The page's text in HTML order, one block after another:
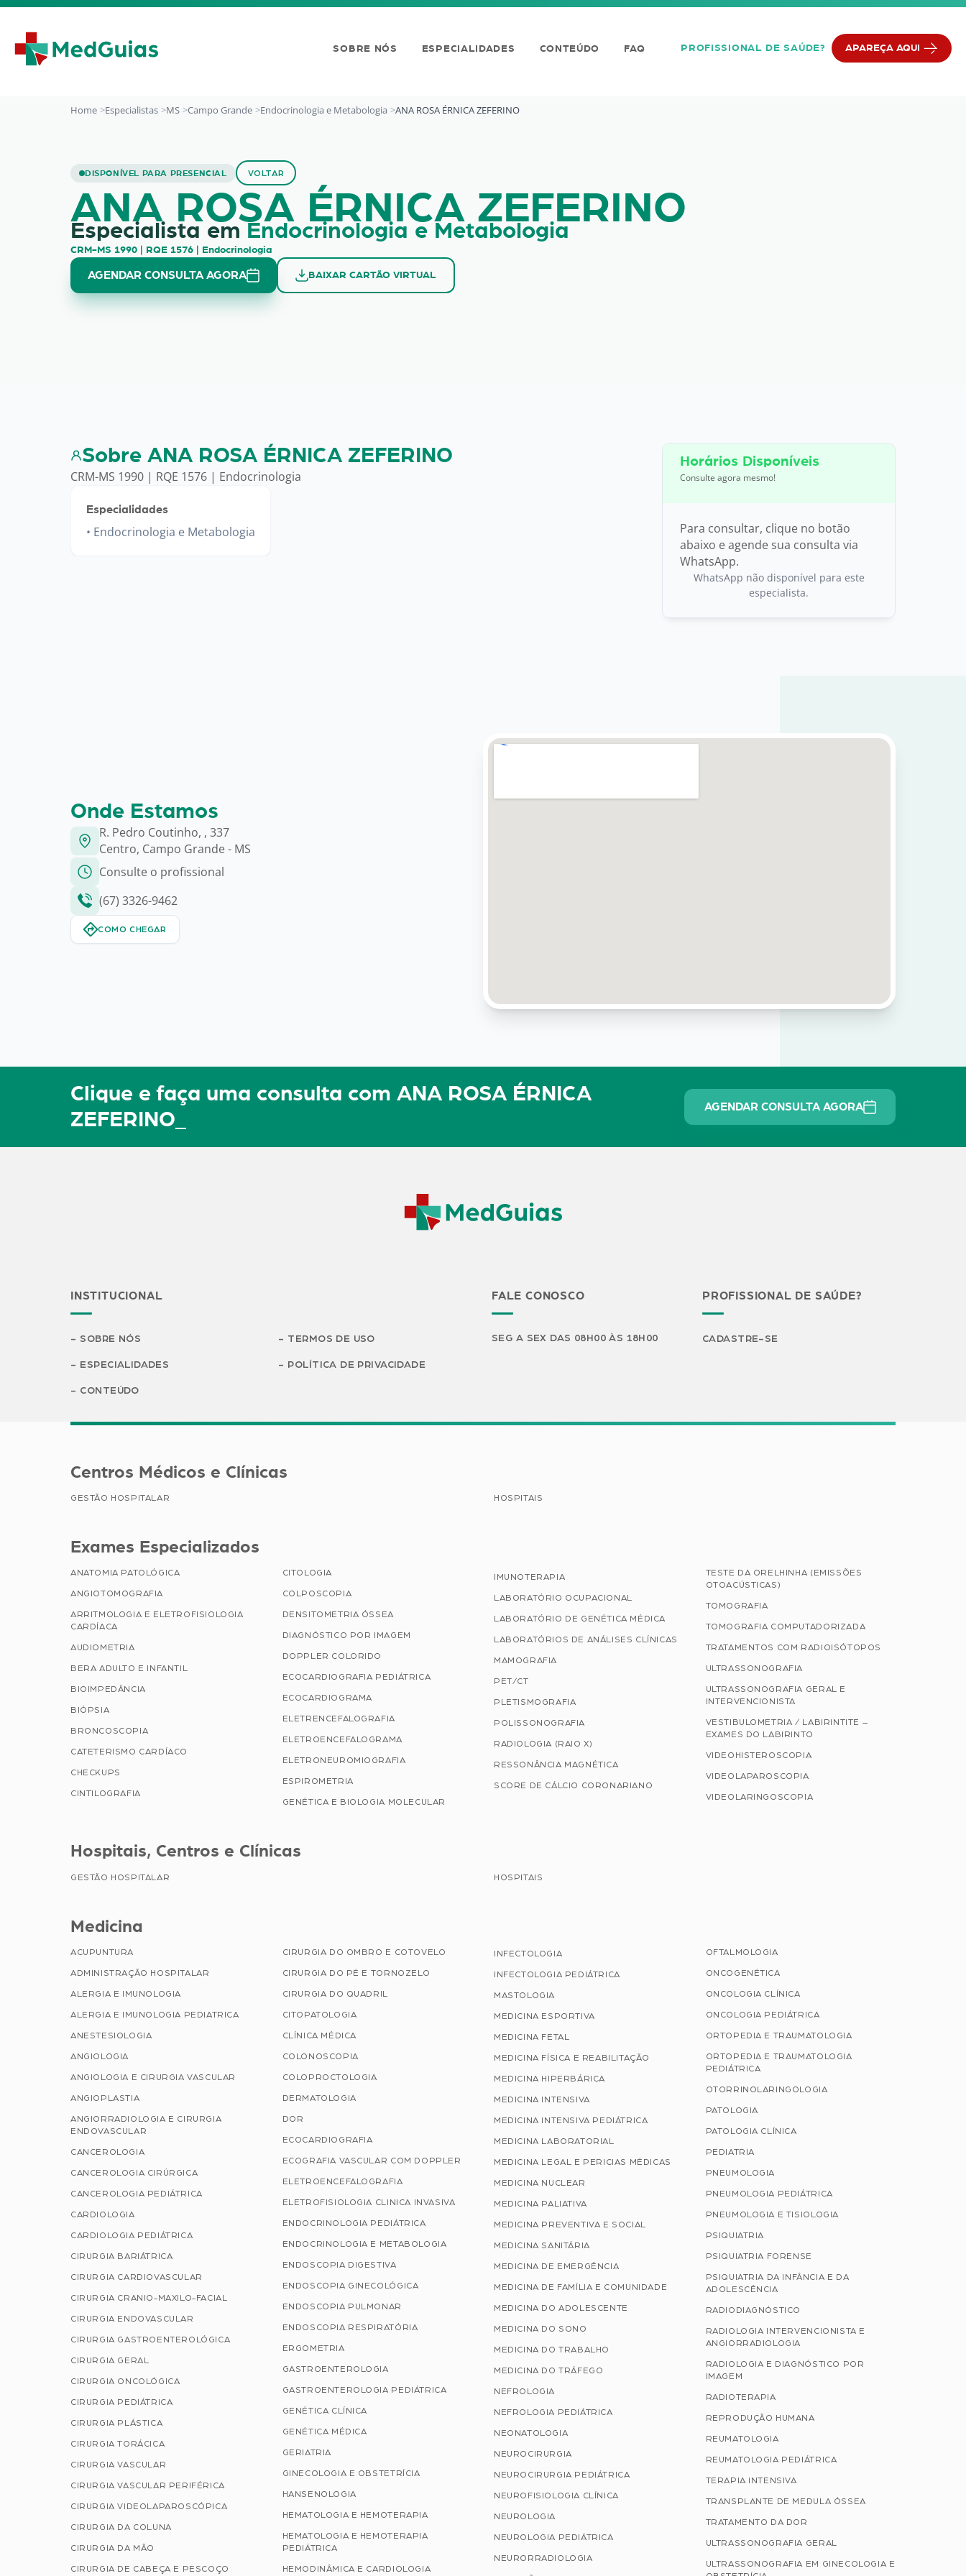
Ir para o conteúdo
SOBRE NÓS ESPECIALIDADES CONTEÚDO FAQ PROFISSIONAL DE SAÚDE? APAREÇA AQUI
Home Especialistas MS Campo Grande Endocrinologia e Metabologia ANA ROSA ÉRNICA ZEFERINO
DISPONÍVEL PARA PRESENCIAL VOLTAR
ANA ROSA ÉRNICA ZEFERINO
ANA ROSA ÉRNICA ZEFERINO
Especialista em Endocrinologia e Metabologia
CRM-MS 1990 | RQE 1576 | Endocrinologia
AGENDAR CONSULTA AGORA BAIXAR CARTÃO VIRTUAL
Sobre ANA ROSA ÉRNICA ZEFERINO
CRM-MS 1990 | RQE 1576 | Endocrinologia
Especialidades
Endocrinologia e Metabologia
Horários Disponíveis
Consulte agora mesmo!
Para consultar, clique no botão
abaixo e agende sua consulta via
WhatsApp.
WhatsApp não disponível para este
especialista.
Onde Estamos
R. Pedro Coutinho, , 337
Centro, Campo Grande - MS
Consulte o profissional
(67) 3326-9462
COMO CHEGAR
Clique e faça uma consulta com ANA ROSA ÉRNICA
ZEFERINO_
AGENDAR CONSULTA AGORA
INSTITUCIONAL
SOBRE NÓS
ESPECIALIDADES
CONTEÚDO
TERMOS DE USO
POLÍTICA DE PRIVACIDADE
FALE CONOSCO
SEG A SEX DAS 08H00 ÀS 18H00
PROFISSIONAL DE SAÚDE?
CADASTRE-SE
Centros Médicos e Clínicas
GESTÃO HOSPITALAR HOSPITAIS
Exames Especializados
ANATOMIA PATOLÓGICA
ANGIOTOMOGRAFIA
ARRITMOLOGIA E ELETROFISIOLOGIA
CARDÍACA
AUDIOMETRIA
BERA ADULTO E INFANTIL
BIOIMPEDÂNCIA
BIÓPSIA
BRONCOSCOPIA
CATETERISMO CARDÍACO
CHECKUPS
CINTILOGRAFIA
CITOLOGIA
COLPOSCOPIA
DENSITOMETRIA ÓSSEA
DIAGNÓSTICO POR IMAGEM
DOPPLER COLORIDO
ECOCARDIOGRAFIA PEDIÁTRICA
ECOCARDIOGRAMA
ELETRENCEFALOGRAFIA
ELETROENCEFALOGRAMA
ELETRONEUROMIOGRAFIA
ESPIROMETRIA
GENÉTICA E BIOLOGIA MOLECULAR
IMUNOTERAPIA
LABORATÓRIO OCUPACIONAL
LABORATÓRIO DE GENÉTICA MÉDICA
LABORATÓRIOS DE ANÁLISES CLÍNICAS
MAMOGRAFIA
PET/CT
PLETISMOGRAFIA
POLISSONOGRAFIA
RADIOLOGIA (RAIO X)
RESSONÂNCIA MAGNÉTICA
SCORE DE CÁLCIO CORONARIANO
TESTE DA ORELHINHA (EMISSÕES
OTOACÚSTICAS)
TOMOGRAFIA
TOMOGRAFIA COMPUTADORIZADA
TRATAMENTOS COM RADIOISÓTOPOS
ULTRASSONOGRAFIA
ULTRASSONOGRAFIA GERAL E
INTERVENCIONISTA
VESTIBULOMETRIA / LABIRINTITE –
EXAMES DO LABIRINTO
VIDEOHISTEROSCOPIA
VIDEOLAPAROSCOPIA
VIDEOLARINGOSCOPIA
Hospitais, Centros e Clínicas
GESTÃO HOSPITALAR HOSPITAIS
Medicina
ACUPUNTURA
ADMINISTRAÇÃO HOSPITALAR
ALERGIA E IMUNOLOGIA
ALERGIA E IMUNOLOGIA PEDIATRICA
ANESTESIOLOGIA
ANGIOLOGIA
ANGIOLOGIA E CIRURGIA VASCULAR
ANGIOPLASTIA
ANGIORRADIOLOGIA E CIRURGIA
ENDOVASCULAR
CANCEROLOGIA
CANCEROLOGIA CIRÚRGICA
CANCEROLOGIA PEDIÁTRICA
CARDIOLOGIA
CARDIOLOGIA PEDIÁTRICA
CIRURGIA BARIÁTRICA
CIRURGIA CARDIOVASCULAR
CIRURGIA CRANIO-MAXILO-FACIAL
CIRURGIA ENDOVASCULAR
CIRURGIA GASTROENTEROLÓGICA
CIRURGIA GERAL
CIRURGIA ONCOLÓGICA
CIRURGIA PEDIÁTRICA
CIRURGIA PLÁSTICA
CIRURGIA TORÁCICA
CIRURGIA VASCULAR
CIRURGIA VASCULAR PERIFÉRICA
CIRURGIA VIDEOLAPAROSCÓPICA
CIRURGIA DA COLUNA
CIRURGIA DA MÃO
CIRURGIA DE CABEÇA E PESCOÇO
CIRURGIA DO OMBRO E COTOVELO
CIRURGIA DO PÉ E TORNOZELO
CIRURGIA DO QUADRIL
CITOPATOLOGIA
CLÍNICA MÉDICA
COLONOSCOPIA
COLOPROCTOLOGIA
DERMATOLOGIA
DOR
ECOCARDIOGRAFIA
ECOGRAFIA VASCULAR COM DOPPLER
ELETROENCEFALOGRAFIA
ELETROFISIOLOGIA CLINICA INVASIVA
ENDOCRINOLOGIA PEDIÁTRICA
ENDOCRINOLOGIA E METABOLOGIA
ENDOSCOPIA DIGESTIVA
ENDOSCOPIA GINECOLÓGICA
ENDOSCOPIA PULMONAR
ENDOSCOPIA RESPIRATÓRIA
ERGOMETRIA
GASTROENTEROLOGIA
GASTROENTEROLOGIA PEDIÁTRICA
GENÉTICA CLÍNICA
GENÉTICA MÉDICA
GERIATRIA
GINECOLOGIA E OBSTETRÍCIA
HANSENOLOGIA
HEMATOLOGIA E HEMOTERAPIA
HEMATOLOGIA E HEMOTERAPIA
PEDIÁTRICA
HEMODINÂMICA E CARDIOLOGIA
INFECTOLOGIA
INFECTOLOGIA PEDIÁTRICA
MASTOLOGIA
MEDICINA ESPORTIVA
MEDICINA FETAL
MEDICINA FÍSICA E REABILITAÇÃO
MEDICINA HIPERBÁRICA
MEDICINA INTENSIVA
MEDICINA INTENSIVA PEDIÁTRICA
MEDICINA LABORATORIAL
MEDICINA LEGAL E PERICIAS MÉDICAS
MEDICINA NUCLEAR
MEDICINA PALIATIVA
MEDICINA PREVENTIVA E SOCIAL
MEDICINA SANITÁRIA
MEDICINA DE EMERGÊNCIA
MEDICINA DE FAMÍLIA E COMUNIDADE
MEDICINA DO ADOLESCENTE
MEDICINA DO SONO
MEDICINA DO TRABALHO
MEDICINA DO TRÁFEGO
NEFROLOGIA
NEFROLOGIA PEDIÁTRICA
NEONATOLOGIA
NEUROCIRURGIA
NEUROCIRURGIA PEDIÁTRICA
NEUROFISIOLOGIA CLÍNICA
NEUROLOGIA
NEUROLOGIA PEDIÁTRICA
NEURORRADIOLOGIA
OFTALMOLOGIA
ONCOGENÉTICA
ONCOLOGIA CLÍNICA
ONCOLOGIA PEDIÁTRICA
ORTOPEDIA E TRAUMATOLOGIA
ORTOPEDIA E TRAUMATOLOGIA
PEDIÁTRICA
OTORRINOLARINGOLOGIA
PATOLOGIA
PATOLOGIA CLÍNICA
PEDIATRIA
PNEUMOLOGIA
PNEUMOLOGIA PEDIÁTRICA
PNEUMOLOGIA E TISIOLOGIA
PSIQUIATRIA
PSIQUIATRIA FORENSE
PSIQUIATRIA DA INFÂNCIA E DA
ADOLESCÊNCIA
RADIODIAGNÓSTICO
RADIOLOGIA INTERVENCIONISTA E
ANGIORRADIOLOGIA
RADIOLOGIA E DIAGNÓSTICO POR
IMAGEM
RADIOTERAPIA
REPRODUÇÃO HUMANA
REUMATOLOGIA
REUMATOLOGIA PEDIÁTRICA
TERAPIA INTENSIVA
TRANSPLANTE DE MEDULA ÓSSEA
TRATAMENTO DA DOR
ULTRASSONOGRAFIA GERAL
ULTRASSONOGRAFIA EM GINECOLOGIA E